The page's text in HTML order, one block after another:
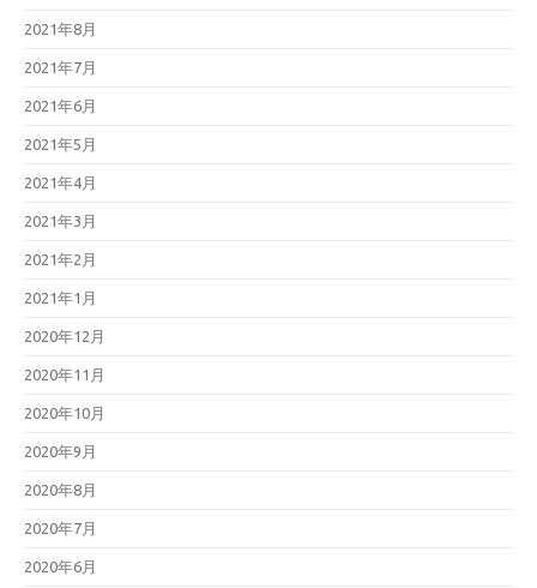
2021年8月
2021年7月
2021年6月
2021年5月
2021年4月
2021年3月
2021年2月
2021年1月
2020年12月
2020年11月
2020年10月
2020年9月
2020年8月
2020年7月
2020年6月